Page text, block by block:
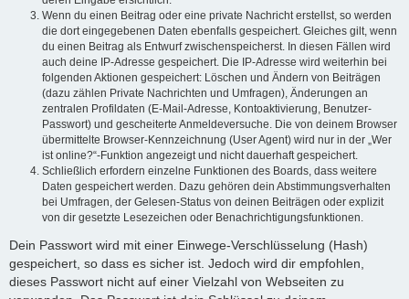
Wenn du einen Beitrag oder eine private Nachricht erstellst, so werden
die dort eingegebenen Daten ebenfalls gespeichert. Gleiches gilt, wenn
du einen Beitrag als Entwurf zwischenspeicherst. In diesen Fällen wird
auch deine IP-Adresse gespeichert. Die IP-Adresse wird weiterhin bei
folgenden Aktionen gespeichert: Löschen und Ändern von Beiträgen
(dazu zählen Private Nachrichten und Umfragen), Änderungen an
zentralen Profildaten (E-Mail-Adresse, Kontoaktivierung, Benutzer-
Passwort) und gescheiterte Anmeldeversuche. Die von deinem Browser
übermittelte Browser-Kennzeichnung (User Agent) wird nur in der „Wer
ist online?“-Funktion angezeigt und nicht dauerhaft gespeichert.
Schließlich erfordern einzelne Funktionen des Boards, dass weitere
Daten gespeichert werden. Dazu gehören dein Abstimmungsverhalten
bei Umfragen, der Gelesen-Status von deinen Beiträgen oder explizit
von dir gesetzte Lesezeichen oder Benachrichtigungsfunktionen.
Dein Passwort wird mit einer Einwege-Verschlüsselung (Hash)
gespeichert, so dass es sicher ist. Jedoch wird dir empfohlen,
dieses Passwort nicht auf einer Vielzahl von Webseiten zu